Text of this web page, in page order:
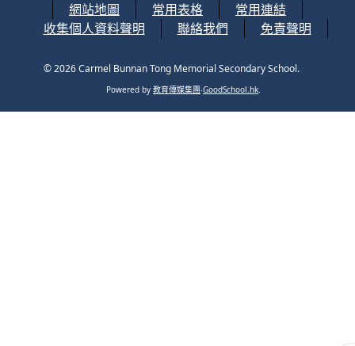
網站地圖 常用表格
常用連結
收集個人資料聲明
聯絡我們 免責聲明
© 2026Carmel Bunnan Tong Memorial Secondary School.
Powered by 教育傳媒集團‧GoodSchool.hk.